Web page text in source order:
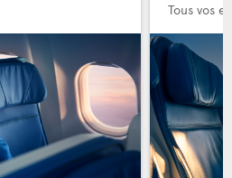
Tous vos